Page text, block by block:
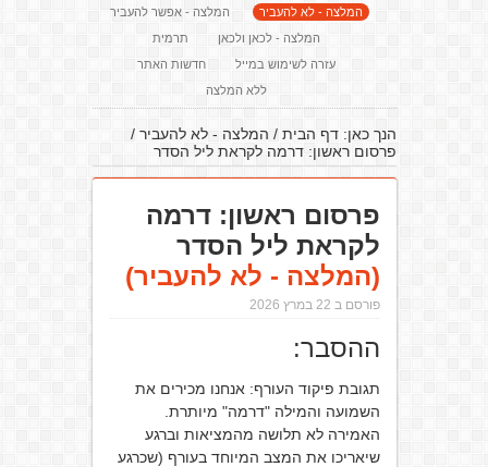
המלצה - לא להעביר
המלצה - אפשר להעביר
המלצה - לכאן ולכאן
תרמית
עזרה לשימוש במייל
חדשות האתר
ללא המלצה
הנך כאן:דף הבית / המלצה - לא להעביר /
פרסום ראשון: דרמה לקראת ליל הסדר
פרסום ראשון: דרמה
לקראת ליל הסדר
(המלצה - לא להעביר)
פורסם ב 22 במרץ 2026
ההסבר:
תגובת פיקוד העורף: אנחנו מכירים את
השמועה והמילה "דרמה" מיותרת.
האמירה לא תלושה מהמציאות וברגע
שיאריכו את המצב המיוחד בעורף (שכרגע